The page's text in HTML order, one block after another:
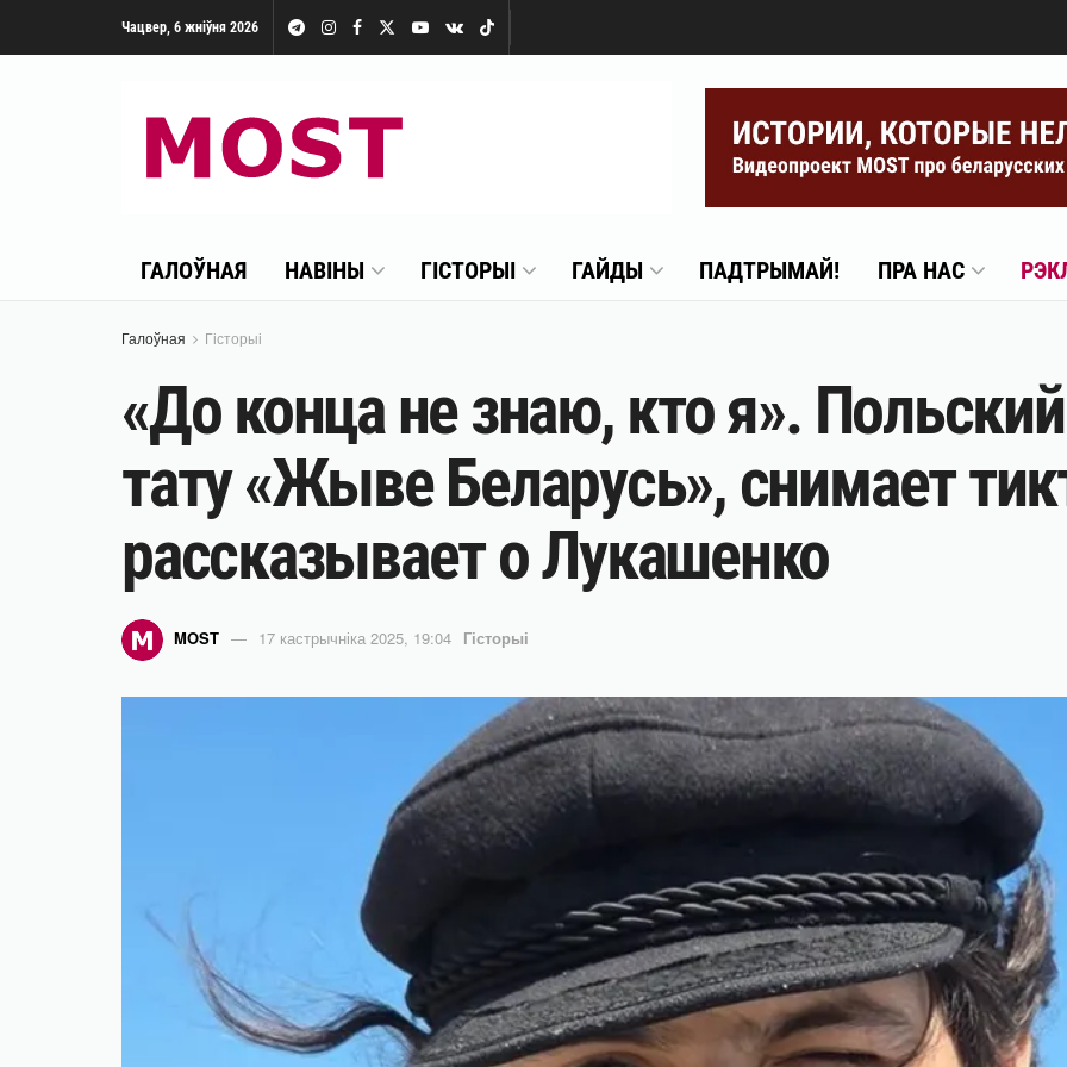
Чацвер, 6 жніўня 2026
ГАЛОЎНАЯ НАВІНЫ ГІСТОРЫІ ГАЙДЫ ПАДТРЫМАЙ! ПРА НАС
Галоўная Гісторыі
«До конца не знаю, кто я».
тату «Жыве Беларусь», снимает
рассказывает о Лукашенко
MOST 17 кастрычніка 2025, 19:04 Гісторыі